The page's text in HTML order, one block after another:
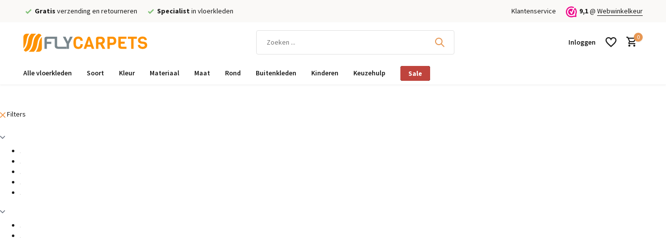
Gratis verzending en retourneren Specialist in vloerkleden Klantenservice 9,1@ Webwinkelkeur
Inloggen
0
Alle vloerkleden Soort Kleur Materiaal Maat Rond Buitenkleden Kinderen Keuzehulp Sale
Filters